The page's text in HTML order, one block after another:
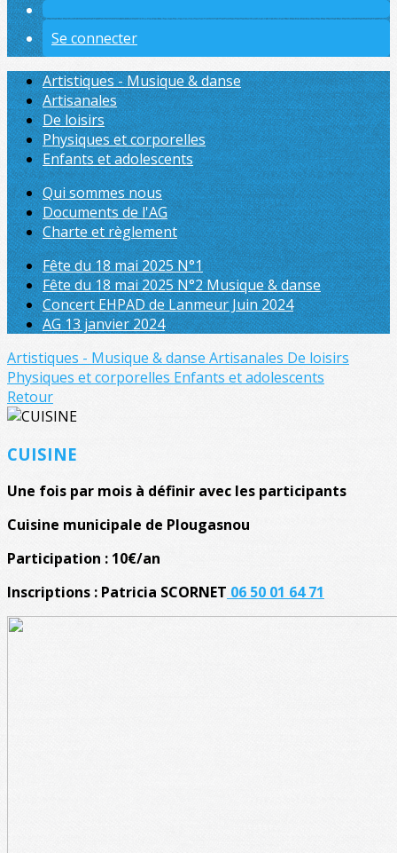
Se connecter
Artistiques - Musique & danse
Artisanales
De loisirs
Physiques et corporelles
Enfants et adolescents
Qui sommes nous
Documents de l'AG
Charte et règlement
Fête du 18 mai 2025 N°1
Fête du 18 mai 2025 N°2 Musique & danse
Concert EHPAD de Lanmeur Juin 2024
AG 13 janvier 2024
Artistiques - Musique & danse Artisanales De loisirs
Physiques et corporelles Enfants et adolescents
Retour
CUISINE
Une fois par mois à définir avec les participants
Cuisine municipale de Plougasnou
Participation : 10€/an
Inscriptions : Patricia SCORNET 06 50 01 64 71